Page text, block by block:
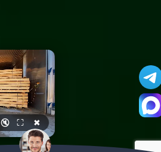
🔇 ⛶ ✖